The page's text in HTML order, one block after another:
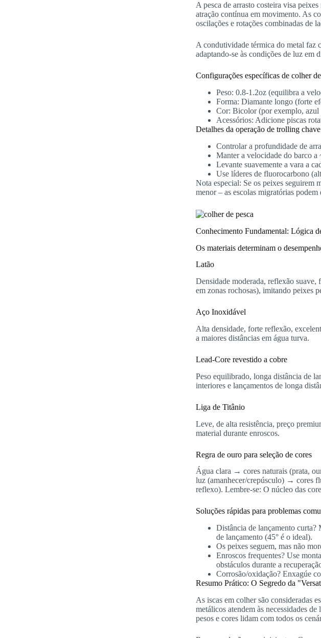
A pesca de arrasto costeira visa
atração contínua em movimento. As
oscilações e rotações combinadas de
A condutividade térmica do metal faz
adaptando-se às condições de luz em
Configurações específicas de colher
Peso: 0.8-1.2oz (equilibra a
Forma: Diamante longo (forte
Cor: Bicolor (por exemplo, azul
Acessórios: Adicione piscas
Detalhes da operação de trolling chave
Controlar a profundidade de
Manter a velocidade do barco
Levante suavemente a vara a
Use líderes de fluorocarbono
Nota especial: Se os peixes seguirem
menor – as escolas migratórias
Conhecimento Fundamental: Lógica
Os materiais determinam o
Latão
Densidade moderada, reflexão suave,
em zonas rochosas), imitando peixes
Aço Inoxidável
Alta densidade, forte reflexão,
a maiores distâncias em água turva.
Lead-Core revestido a cobre
Peso equilibrado, longa distância de
interiores e lançamentos de longa
Liga de Titânio
Leve, de alta resistência, preço
material durante enroscos.
Regra de ouro para seleção de cores
Água clara → cores naturais (prata,
luz (amanhecer/crepúsculo) → cores
reflexo). Lembre-se: O núcleo das
Soluções rápidas para problemas
Distância de lançamento curta?
de lançamento (45° é o ideal).
Os peixes seguem, mas não
Enroscos frequentes? Use
obstáculos durante a
Corrosão/oxidação? Enxagúe
Resumo Prático: O Segredo da
As iscas em colher são consideradas
metálicos atendem às necessidades
pesos e cores lidam com todos os